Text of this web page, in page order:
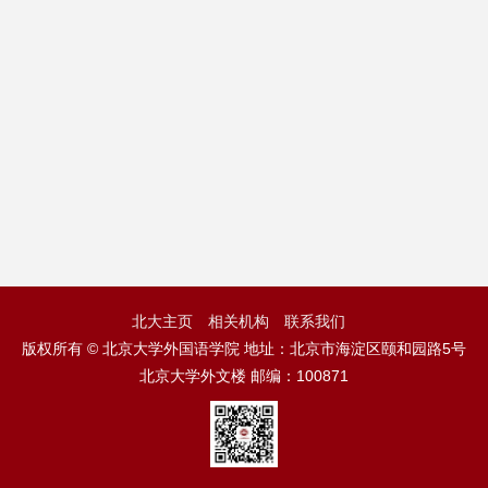
北大主页 相关机构
联系我们
版权所有 © 北京大学外国语学院 地址：北京市海淀区颐和园路5号
北京大学外文楼 邮编：100871